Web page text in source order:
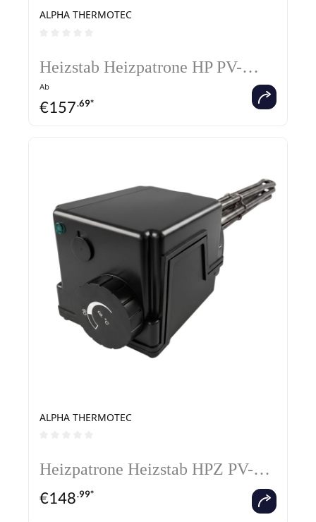
ALPHA THERMOTEC
Heizstab Heizpatrone HP PV-
geeignet
Ab
€157.69*
ALPHA THERMOTEC
Heizpatrone Heizstab HPZ PV-
geeignet
€148.99*